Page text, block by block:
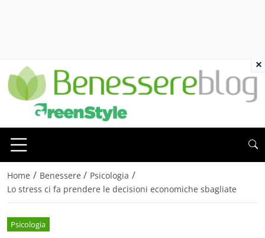
Home / Benessere / Psicologia /
Lo stress ci fa prendere le decisioni economiche sbagliate
Psicologia
×